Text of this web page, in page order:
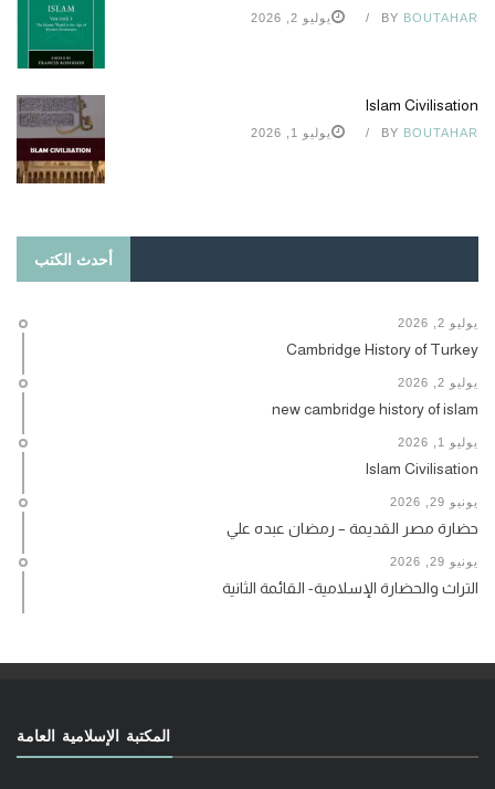
BY BOUTAHAR يوليو 2, 2026
Islam Civilisation
BY BOUTAHAR يوليو 1, 2026
أحدث الكتب
يوليو 2, 2026
Cambridge History of Turkey
يوليو 2, 2026
new cambridge history of islam
يوليو 1, 2026
Islam Civilisation
يونيو 29, 2026
حضارة مصر القديمة – رمضان عبده علي
يونيو 29, 2026
التراث والحضارة الإسلامية- القائمة الثانية
المكتبة الإسلامية العامة